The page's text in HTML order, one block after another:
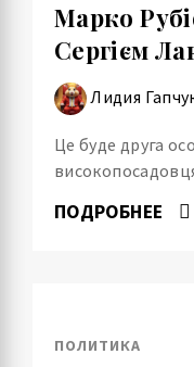
Марко
Сергієм
Лидия
Це буде друга
ПОДРОБНЕЕ
ПОЛИТИКА